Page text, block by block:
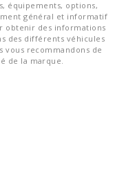
équipements, options,
général et informatif
obtenir des informations
des différents véhicules
vous recommandons de
de la marque.